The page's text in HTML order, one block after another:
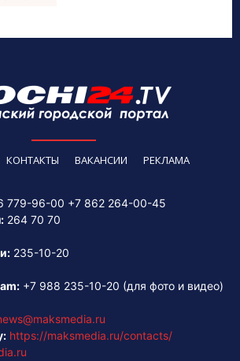
КОНТАКТЫ ВАКАНСИИ РЕКЛАМА
779-96-00 +7 862 264-00-45
264 70 70
235-10-20
+7 988 235-10-20 (для фото и видео)
https://maksmedia.ru/contacts/